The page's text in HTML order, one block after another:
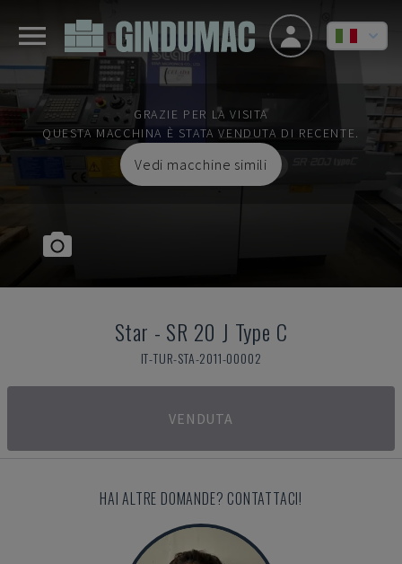
GRAZIE PER LA VISITA
QUESTA MACCHINA È STATA VENDUTA DI RECENTE.
Vedi macchine simili
Star - SR 20 J Type C
IT-TUR-STA-2011-00002
VENDUTA
HAI ALTRE DOMANDE? CONTATTACI!